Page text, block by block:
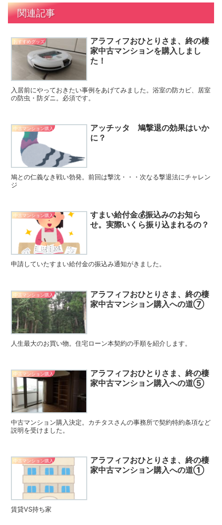
関連記事
おすすめグッズ
アラフィフおひとりさま、終の棲
家中古マンションを購入しまし
た！
入居前にやっておきたい事例をあげてみました。浴室の防カビ、居室
の防虫・防ダニ。必須です。
中古マンション購入
アッチッタ 鳩撃退の効果はいか
に？
鳩との仁義なき戦い勃発。前回は撃沈・・・次なる撃退法にチャレン
ジ
中古マンション購入
すまい給付金💰振込みのお知ら
せ。実際いくら振り込まれるの？
申請していたすまい給付金の振込み通知がきました。
中古マンション購入
アラフィフおひとりさま、終の棲
家中古マンション購入への道⑦
人生最大のお買い物。住宅ローン本契約の手順を紹介します。
中古マンション購入
アラフィフおひとりさま、終の棲
家中古マンション購入への道⑤
中古マンション購入決定。カチタスさんの事務所で契約特約条項など
説明を受けました。
中古マンション購入
アラフィフおひとりさま、終の棲
家中古マンション購入への道①
賃貸VS持ち家